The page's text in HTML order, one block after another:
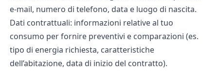
e-mail, numero di telefono, data e luogo di nascita.
Dati contrattuali: informazioni relative al tuo
consumo per fornire preventivi e comparazioni (es.
tipo di energia richiesta, caratteristiche
dell’abitazione, data di inizio del contratto).